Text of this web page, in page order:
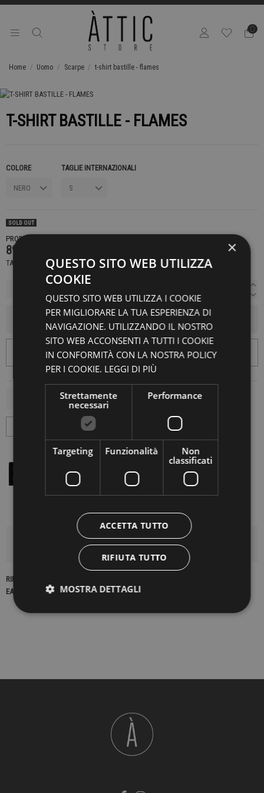
0
Home Uomo Scarpe t-shirt bastille - flames
T-SHIRT BASTILLE - FLAMES
COLORE TAGLIE INTERNAZIONALI
SOLD OUT
PRODOTTO NON DISPONIBILE CONTATTACI PER SAPERE DI PIÙ
89,00 €
TASSE INCLUSE
AGGIUNGI AL CARRELLO
DETTAGLI DEL PRODOTTO
RIFERIMENTO
EAN13
2900000179974
×
QUESTO SITO WEB UTILIZZA
COOKIE
QUESTO SITO WEB UTILIZZA I COOKIE
PER MIGLIORARE LA TUA ESPERIENZA DI
NAVIGAZIONE. UTILIZZANDO IL NOSTRO
SITO WEB ACCONSENTI A TUTTI I COOKIE
IN CONFORMITÀ CON LA NOSTRA POLICY
PER I COOKIE. LEGGI DI PIÙ
Strettamente
necessari
Performance
Targeting Funzionalità
Non
classificati
ACCETTA TUTTO
RIFIUTA TUTTO
MOSTRA DETTAGLI